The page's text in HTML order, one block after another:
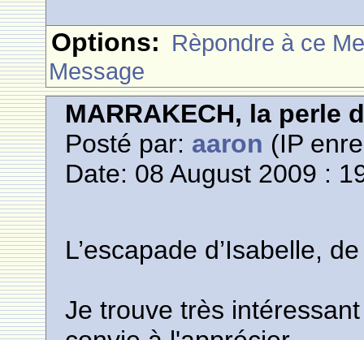
Options: Rèpondre à ce
Message
MARRAKECH, la perle
Posté par: aaron (IP
Date: 08 August 2009 :
L’escapade d’Isabelle,
Je trouve très